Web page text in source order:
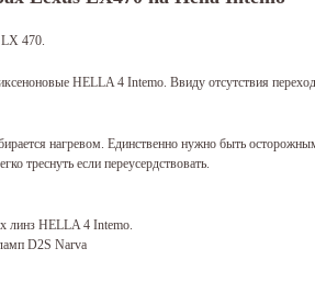
470.
HELLA 4 Intemo. Ввиду отсутствия
нагревом. Единственно нужно быть
треснуть если переусердствовать.
линз HELLA 4 Intemo.
D2S Narva